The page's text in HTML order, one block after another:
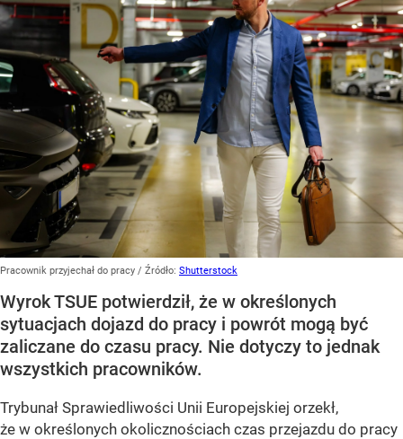
Pracownik przyjechał do pracy / Źródło: Shutterstock
Wyrok TSUE potwierdził, że w określonych
sytuacjach dojazd do pracy i powrót mogą być
zaliczane do czasu pracy. Nie dotyczy to jednak
wszystkich pracowników.
Trybunał Sprawiedliwości Unii Europejskiej orzekł,
że w określonych okolicznościach czas przejazdu do pracy